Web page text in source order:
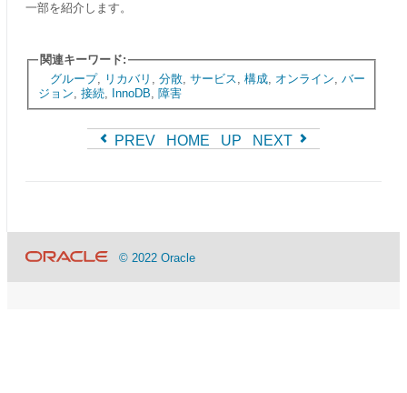
一部を紹介します。
関連キーワード:
グループ, リカバリ 分散, サービス 構成, オンライン バー
ジョン 接続, InnoDB 障害
PREV HOME UP NEXT
© 2022 Oracle